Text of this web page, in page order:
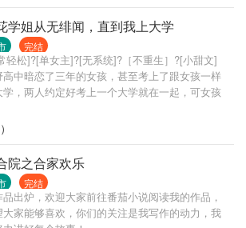
学姐从无绯闻，直到我上大学
完结
轻松]?[单女主]?[无系统]?［不重生］?[小甜文]
高中暗恋了三年的女孩，甚至考上了跟女孩一样
学，两人约定好考上一个大学就在一起，可女孩
大学还没开学，他写的小说冲上了平台榜首，他
火了…… 上大学后，洛野原以为自己再也不会谈
，却偶然相识了高冷学姐。 洛野决定，要偷偷跟
谈恋爱，然后惊艳所有人。 等他和高冷学姐手拉
在学校里的时候，全校都震惊了。 高冷校花苏
身边竟然出现了男人？ 这时，暗恋三年的女孩
现自己心里是有他的，于是再次展开了对洛野的
院之合家欢乐
完结
品出炉，欢迎大家前往番茄小说阅读我的作品，
大家能够喜欢，你们的关注是我写作的动力，我